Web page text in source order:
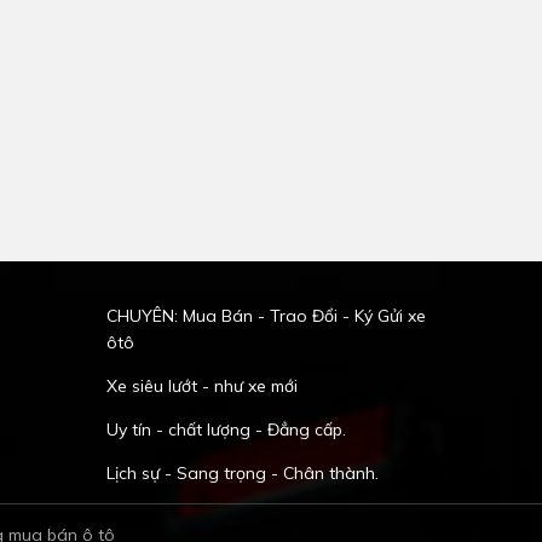
CHUYÊN: Mua Bán - Trao Đổi - Ký Gửi xe
ôtô
Xe siêu lướt - như xe mới
Uy tín - chất lượng - Đẳng cấp.
Lịch sự - Sang trọng - Chân thành.
mua bán ô tô